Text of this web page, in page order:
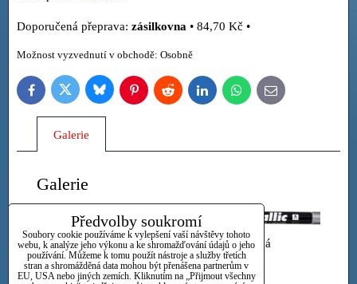
zásilkovna • 84,70 Kč •
Osobně
FacebookTwitter BlueskyPinterestReddit LinkedInWhatsApp
E-
mail
Galerie
Galerie
Zlatá Stříbrná
Předvolby soukromí
Soubory cookie používáme k vylepšení vaší návštěvy tohoto
webu, k analýze jeho výkonu a ke shromažďování údajů o jeho
používání. Můžeme k tomu použít nástroje a služby třetích
stran a shromážděná data mohou být přenášena partnerům v
EU, USA nebo jiných zemích. Kliknutím na „Přijmout všechny